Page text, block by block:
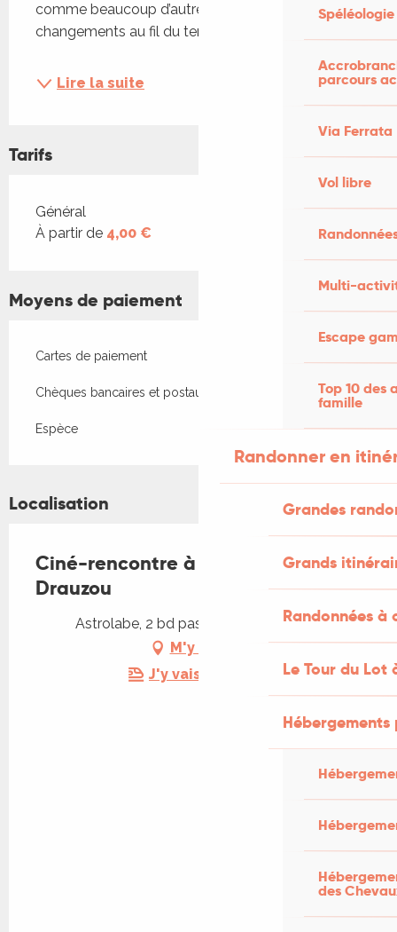
Spéléologie
parcours
Via Ferrata
Vol libre
Multi-
Escape
Top 10 des
famille
Randonner en
Grandes
Grands
Randonnées
Le Tour du Lot
des
comme beaucoup d’autres, subit de nombreux
changements au fil du temps, si...
Lire la suite
Tarifs
Tarifs 2026
Général
À partir de 4,00 €
Moyens de paiement
Cartes de paiement
Chèques bancaires et postaux
Espèce
Localisation
Ciné-rencontre à Figeac : Le
Drauzou
Astrolabe, 2 bd pasteur, 46100 Figeac
M'y rendre
J'y vais en train !